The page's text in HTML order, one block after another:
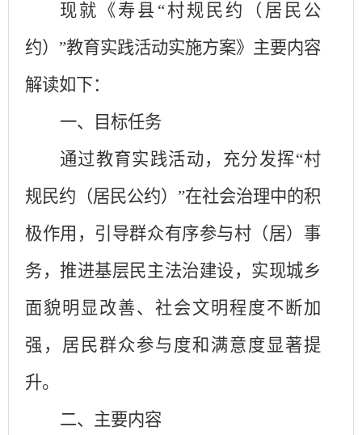
现就《寿县 “村规民约（居民公
约）”教育实践活动实施方案》主要内容
解读如下：
一、目标任务
通过教育实践活动，充分发挥“村
规民约（居民公约）”在社会治理中的积
极作用，引导群众有序参与村（居）事
务，推进基层民主法治建设，实现城乡
面貌明显改善、社会文明程度不断加
强，居民群众参与度和满意度显著提
升。
二、主要内容